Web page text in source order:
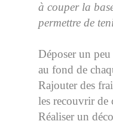
à couper la
permettre de
Déposer un
au fond de
Rajouter des
les recouvrir de
Réaliser un